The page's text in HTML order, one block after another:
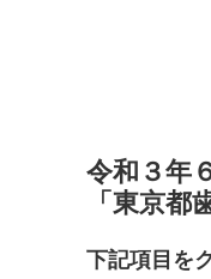
令和３年
「東京
下記項目を